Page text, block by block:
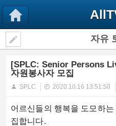
자유
[SPLC: Senior Persons
자원봉사자 모집
SPLC 2020.10.16 13:51:50
어르신들의 행복을 도모하는
집합니다.